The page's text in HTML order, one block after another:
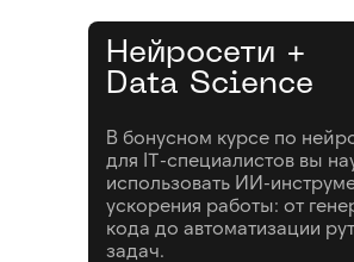
Нейросети +
Data Science
В бонусном курсе по
для IT-специалистов вы
использовать ИИ-
ускорения работы: от
кода до автоматизации
задач.